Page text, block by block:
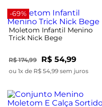
-69%
Moletom Infantil Menino
Trick Nick Bege
R$ 174,99 R$ 54,99
ou 1x de R$ 54,99 sem juros